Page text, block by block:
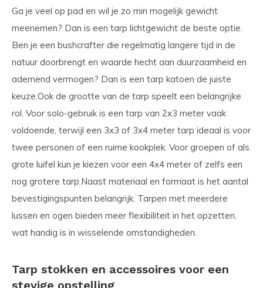
Ga je veel op pad en wil je zo min mogelijk gewicht
meenemen? Dan is een tarp lichtgewicht de beste optie.
Ben je een bushcrafter die regelmatig langere tijd in de
natuur doorbrengt en waarde hecht aan duurzaamheid en
ademend vermogen? Dan is een tarp katoen de juiste
keuze.Ook de grootte van de tarp speelt een belangrijke
rol. Voor solo-gebruik is een tarp van 2x3 meter vaak
voldoende, terwijl een 3x3 of 3x4 meter tarp ideaal is voor
twee personen of een ruime kookplek. Voor groepen of als
grote luifel kun je kiezen voor een 4x4 meter of zelfs een
nog grotere tarp.Naast materiaal en formaat is het aantal
bevestigingspunten belangrijk. Tarpen met meerdere
lussen en ogen bieden meer flexibiliteit in het opzetten,
wat handig is in wisselende omstandigheden.
Tarp stokken en accessoires voor een
stevige opstelling